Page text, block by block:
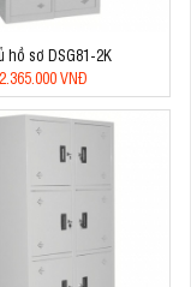
hồ sơ DSG81-2K
2.365.000 VNĐ